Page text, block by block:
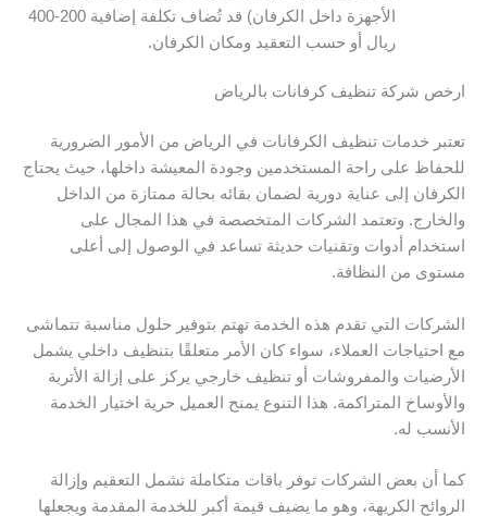
الأجهزة داخل الكرفان) قد تُضاف تكلفة إضافية 200-400
ريال أو حسب التعقيد ومكان الكرفان.
ارخص شركة تنظيف كرفانات بالرياض
تعتبر خدمات تنظيف الكرفانات في الرياض من الأمور الضرورية
للحفاظ على راحة المستخدمين وجودة المعيشة داخلها، حيث يحتاج
الكرفان إلى عناية دورية لضمان بقائه بحالة ممتازة من الداخل
والخارج. وتعتمد الشركات المتخصصة في هذا المجال على
استخدام أدوات وتقنيات حديثة تساعد في الوصول إلى أعلى
مستوى من النظافة.
الشركات التي تقدم هذه الخدمة تهتم بتوفير حلول مناسبة تتماشى
مع احتياجات العملاء، سواء كان الأمر متعلقًا بتنظيف داخلي يشمل
الأرضيات والمفروشات أو تنظيف خارجي يركز على إزالة الأتربة
والأوساخ المتراكمة. هذا التنوع يمنح العميل حرية اختيار الخدمة
الأنسب له.
كما أن بعض الشركات توفر باقات متكاملة تشمل التعقيم وإزالة
الروائح الكريهة، وهو ما يضيف قيمة أكبر للخدمة المقدمة ويجعلها